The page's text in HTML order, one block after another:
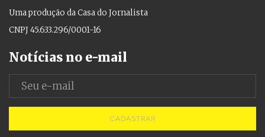
Uma produção da Casa do Jornalista
CNPJ 45.633.296/0001-16
Notícias no e-mail
CADASTRAR